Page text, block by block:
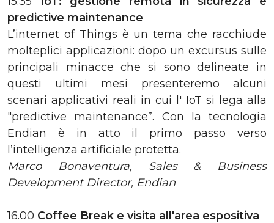
predictive maintenance
L’internet of Things è un tema che racchiude
molteplici applicazioni: dopo un excursus sulle
principali minacce che si sono delineate in
questi ultimi mesi presenteremo alcuni
scenari applicativi reali in cui l' IoT si lega alla
"predictive maintenance”. Con la tecnologia
Endian è in atto il primo passo verso
l’intelligenza artificiale protetta.
Marco Bonaventura, Sales & Business
Development Director, Endian
16.00 Coffee Break e visita all'area espositiva